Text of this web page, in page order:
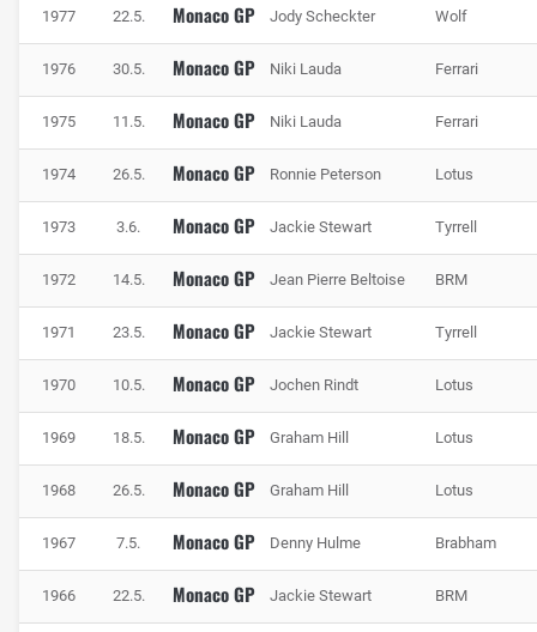
1977 22.5. Monaco GP Jody Scheckter Wolf
1976 30.5. Monaco GP Niki Lauda Ferrari
1975 11.5. Monaco GP Niki Lauda Ferrari
1974 26.5. Monaco GP Ronnie Peterson Lotus
1973 3.6. Monaco GP Jackie Stewart Tyrrell
1972 14.5. Monaco GP Jean Pierre Beltoise BRM
1971 23.5. Monaco GP Jackie Stewart Tyrrell
1970 10.5. Monaco GP Jochen Rindt Lotus
1969 18.5. Monaco GP Graham Hill Lotus
1968 26.5. Monaco GP Graham Hill Lotus
1967 7.5. Monaco GP Denny Hulme Brabham
1966 22.5. Monaco GP Jackie Stewart BRM